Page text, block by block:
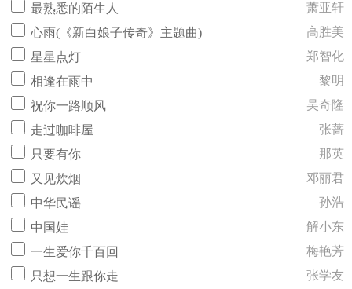
最熟悉的陌生人
萧亚轩
心雨(《新白娘子传奇》主题曲)
高胜美
星星点灯
郑智化
相逢在雨中
黎明
祝你一路顺风
吴奇隆
走过咖啡屋
张蔷
只要有你
那英
又见炊烟
邓丽君
中华民谣
孙浩
中国娃
解小东
一生爱你千百回
梅艳芳
只想一生跟你走
张学友